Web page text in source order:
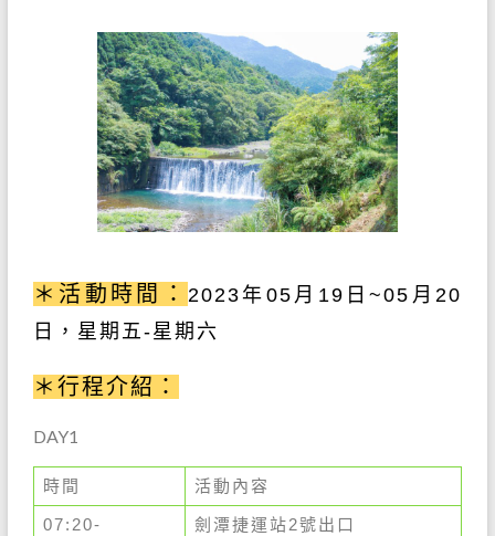
＊活動時間： 2023年05 月19日~05月20
日
，星期五-星期六
＊行程介紹：
DAY1
時間 活動內容
07:20-
劍潭捷運站2號出口